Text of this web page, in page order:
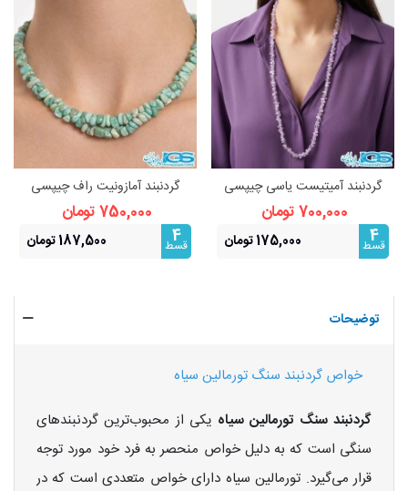
گردنبند آمیتیست یاسی چیپسی
راف – سنگ آرامش و شهود
700,000 تومان
4
قسط 175,000 تومان
گردنبند آمازونیت راف چیپسی
بدون زنجیر
750,000 تومان
4
قسط 187,500 تومان
توضیحات
خواص گردنبند سنگ تورمالین سیاه
گردنبند سنگ تورمالین سیاه یکی از محبوب‌ترین گردنبندهای
سنگی است که به دلیل خواص منحصر به فرد خود مورد توجه
قرار می‌گیرد. تورمالین سیاه دارای خواص متعددی است که در